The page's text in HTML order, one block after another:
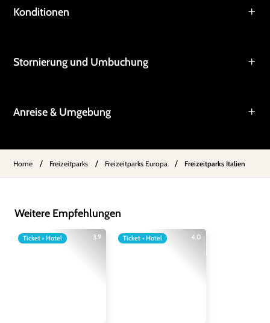
Konditionen
Stornierung und Umbuchung
Anreise & Umgebung
Home / Freizeitparks / Freizeitparks Europa / Freizeitparks Italien
Weitere Empfehlungen
3.9
Ticket + Hotel 4.0
Ticket + Hotel